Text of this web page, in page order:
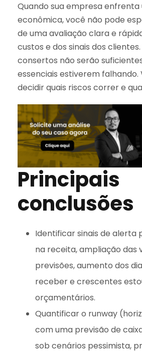
Quando sua empresa enfrenta
econômica, você não pode
de uma avaliação clara e
custos e dos sinais dos
consertos não serão
essenciais estiverem
decidir quais riscos correr e
Principais
conclusões
Identificar sinais de alerta
na receita, ampliação das
previsões, aumento dos
receber e crescentes
orçamentários.
Quantificar o runway
com uma previsão de
sob cenários pessimista,